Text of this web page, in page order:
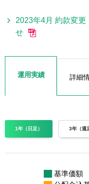
2023年4月 約款変更
せ
運用実績 詳細
1年（日足） 3年（週
基準価額